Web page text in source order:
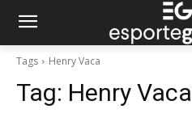
Tags Henry Vaca
Tag: Henry Vaca